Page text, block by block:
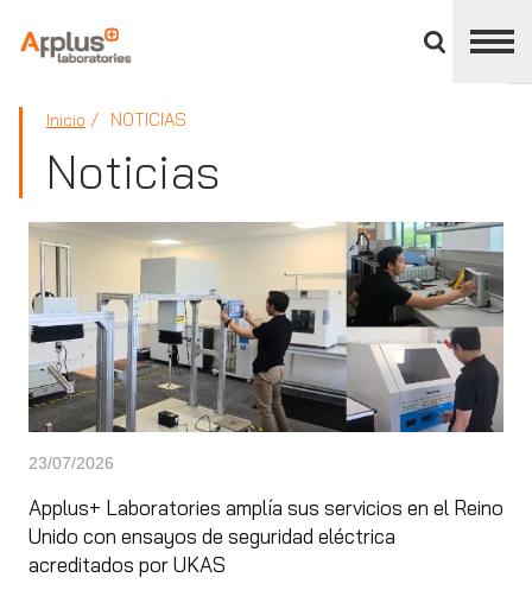
panel
APPLUS+
Inicio NOTICIAS
Noticias
23/07/2026
Applus+ Laboratories amplía sus servicios en el Reino
Unido con ensayos de seguridad eléctrica
acreditados por UKAS